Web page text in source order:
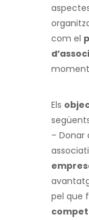
com el
Els
– Donar
pel que